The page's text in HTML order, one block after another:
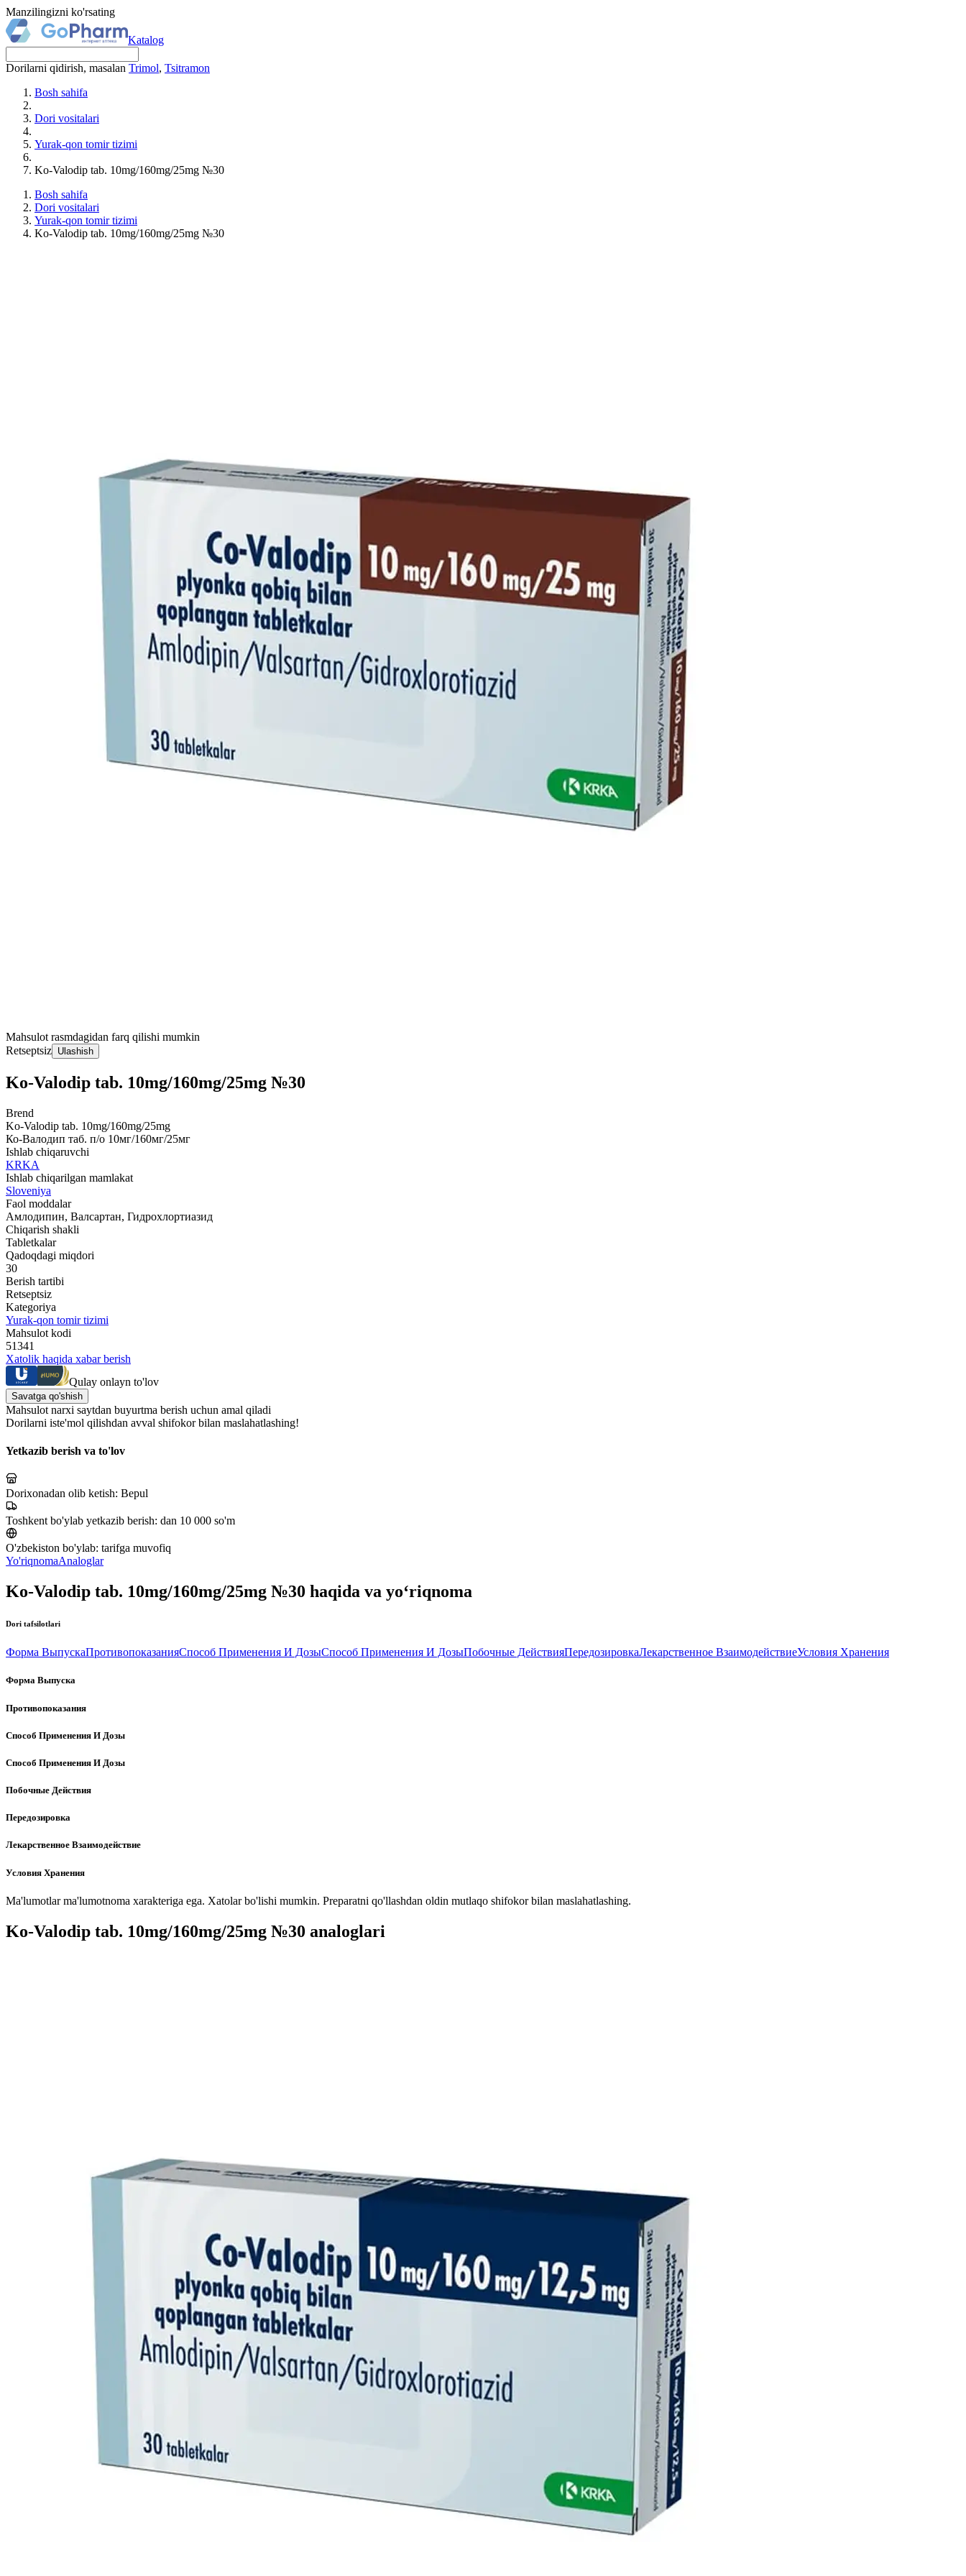
Manzilingizni ko'rsating
Katalog
Dorilarni qidirish, masalan Trimol, Tsitramon
Bosh sahifa
Dori vositalari
Yurak-qon tomir tizimi
Ko-Valodip tab. 10mg/160mg/25mg №30
Bosh sahifa
Dori vositalari
Yurak-qon tomir tizimi
Ko-Valodip tab. 10mg/160mg/25mg №30
Mahsulot rasmdagidan farq qilishi mumkin
Retseptsiz Ulashish
Ko-Valodip tab. 10mg/160mg/25mg №30
Brend
Ko-Valodip tab. 10mg/160mg/25mg
Ко-Валодип таб. п/о 10мг/160мг/25мг
Ishlab chiqaruvchi
KRKA
Ishlab chiqarilgan mamlakat
Sloveniya
Faol moddalar
Амлодипин, Валсартан, Гидрохлортиазид
Chiqarish shakli
Tabletkalar
Qadoqdagi miqdori
30
Berish tartibi
Retseptsiz
Kategoriya
Yurak-qon tomir tizimi
Mahsulot kodi
51341
Xatolik haqida xabar berish
Qulay onlayn to'lov
Savatga qo'shish
Mahsulot narxi saytdan buyurtma berish uchun amal qiladi
Dorilarni iste'mol qilishdan avval shifokor bilan maslahatlashing!
Yetkazib berish va to'lov
Dorixonadan olib ketish: Bepul
Toshkent bo'ylab yetkazib berish: dan 10 000 so'm
O'zbekiston bo'ylab: tarifga muvofiq
Yo'riqnomaAnaloglar
Ko-Valodip tab. 10mg/160mg/25mg №30 haqida va yo‘riqnoma
Dori tafsilotlari
Форма ВыпускаПротивопоказанияСпособ Применения И ДозыСпособ Применения И ДозыПобочные ДействияПередозировкаЛекарственное ВзаимодействиеУсловия Хранения
Форма Выпуска
Противопоказания
Способ Применения И Дозы
Способ Применения И Дозы
Побочные Действия
Передозировка
Лекарственное Взаимодействие
Условия Хранения
Ma'lumotlar ma'lumotnoma xarakteriga ega. Xatolar bo'lishi mumkin. Preparatni qo'llashdan oldin mutlaqo shifokor bilan maslahatlashing.
Ko-Valodip tab. 10mg/160mg/25mg №30 analoglari